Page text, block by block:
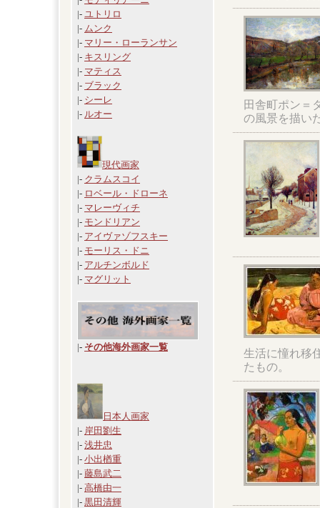
|- ユトリロ
|- ムンク
|- マリー・ローランサン
|- キスリング
|- マティス
|- ブラック
|- シーレ
|- ルオー
現代画家
|- クラムスコイ
|- ロベール・ドローネ
|- マレーヴィチ
|- モンドリアン
|- アイヴァゾフスキー
|- モーリス・ドニ
|- アルチンボルド
|- マグリット
|- その他海外画家一覧
日本人画家
|- 岸田劉生
|- 浅井忠
|- 小出楢重
|- 藤島武二
|- 高橋由一
|- 黒田清輝
田舎町ポン＝
の風景を描い
生活に憧れ移
たもの。